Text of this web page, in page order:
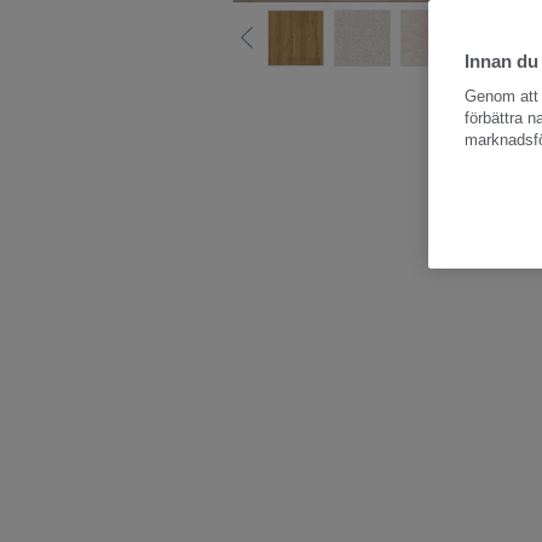
Hela
Innan
Genom
förbättra